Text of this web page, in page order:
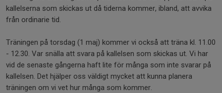
kallelserna som skickas ut då tiderna kommer, ibland, att avvika
från ordinarie tid.
Träningen på torsdag (1 maj) kommer vi också att träna kl. 11.00
- 12.30. Var snälla att svara på kallelsen som skickas ut. Vi har
vid de senaste gångerna haft lite för många som inte svarar på
kallelsen. Det hjälper oss väldigt mycket att kunna planera
träningen om vi vet hur många som kommer.